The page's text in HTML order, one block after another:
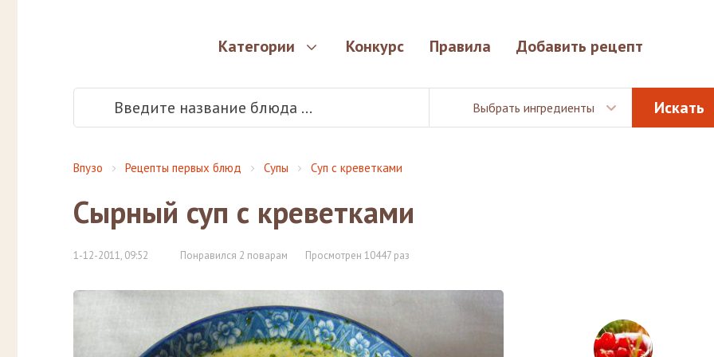
Категории Конкурс Правила Добавить рецепт
Выбрать ингредиенты
Впузо Рецепты первых блюд Супы Суп с креветками
Сырный суп с креветками
1-12-2011, 09:52 Понравился 2 поварам Просмотрен 10447 раз